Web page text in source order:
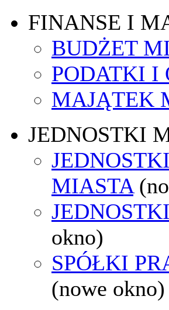
FINANSE I
BUDŻET
PODATKI I
MAJĄTEK
JEDNOSTKI
MIASTA
okno)
SPÓŁKI
(nowe okno)